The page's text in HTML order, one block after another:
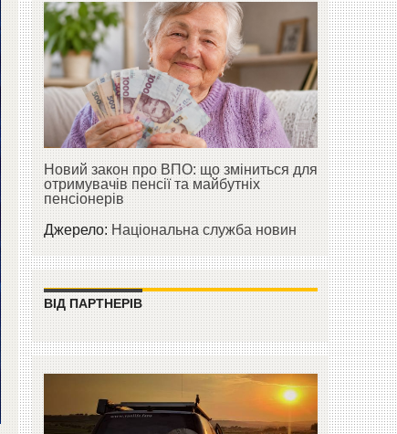
Новий закон про ВПО: що зміниться для
отримувачів пенсії та майбутніх
пенсіонерів
Джерело:Національна служба новин
ВІД ПАРТНЕРІВ